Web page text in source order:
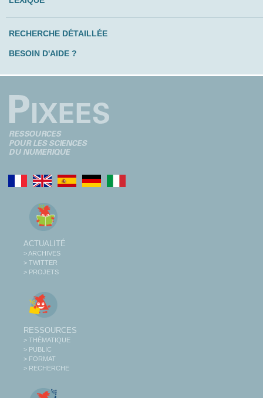
RECHERCHE DÉTAILLÉE
BESOIN D'AIDE ?
ACTUALITÉ
> ARCHIVES
> TWITTER
> PROJETS
RESSOURCES
> THÉMATIQUE
> PUBLIC
> FORMAT
> RECHERCHE